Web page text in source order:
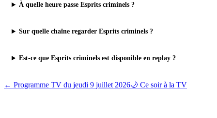
À quelle heure passe Esprits criminels ?
Sur quelle chaîne regarder Esprits criminels ?
Est-ce que Esprits criminels est disponible en replay ?
← Programme TV du jeudi 9 juillet 2026🌙 Ce soir à la TV